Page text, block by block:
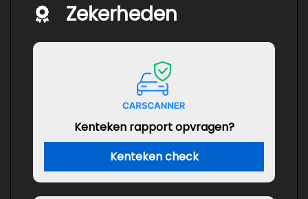
Zekerheden
Kenteken rapport opvragen?
Kenteken check